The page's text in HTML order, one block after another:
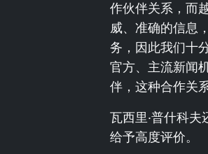
作伙伴关系，而
威、准确的信息
务，因此我们十
官方、主流新闻
伴，这种合作关
瓦西里·普什科
给予高度评价。